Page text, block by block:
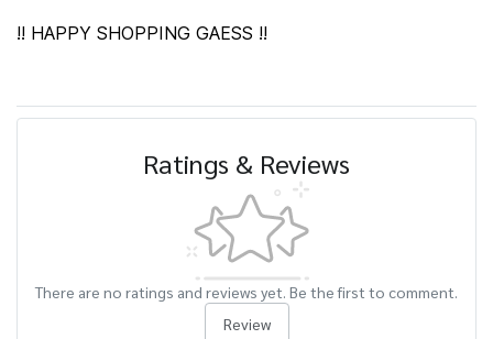
!! HAPPY SHOPPING GAESS !!
Ratings & Reviews
There are no ratings and reviews yet. Be the first to comment.
Review